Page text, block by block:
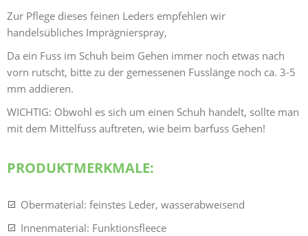
Zur Pflege dieses feinen Leders empfehlen wir
handelsübliches Imprägnierspray,
Da ein Fuss im Schuh beim Gehen immer noch etwas nach
vorn rutscht, bitte zu der gemessenen Fusslänge noch ca. 3-5
mm addieren.
WICHTIG: Obwohl es sich um einen Schuh handelt, sollte man
mit dem Mittelfuss auftreten, wie beim barfuss Gehen!
PRODUKTMERKMALE:
Obermaterial: feinstes Leder, wasserabweisend
Innenmaterial: Funktionsfleece